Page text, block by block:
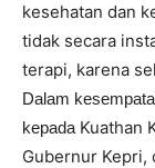
kesehatan dan
tidak secara
terapi, karena
Dalam
kepada Kuathan
Gubernur Kepri,